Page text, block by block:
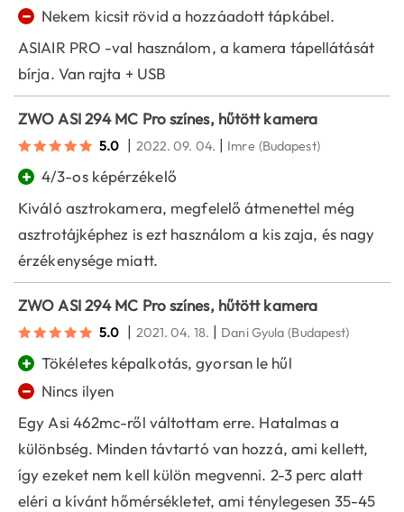
−
Nekem kicsit rövid a hozzáadott tápkábel.
ASIAIR PRO -val használom, a kamera tápellátását
bírja. Van rajta + USB
ZWO ASI 294 MC Pro színes, hűtött kamera
5.0 | 2022. 09. 04. | Imre (Budapest)
+ 4/3-os képérzékelő
Kiváló asztrokamera, megfelelő átmenettel még
asztrotájképhez is ezt használom a kis zaja, és nagy
érzékenysége miatt.
ZWO ASI 294 MC Pro színes, hűtött kamera
5.0 | 2021. 04. 18. | Dani Gyula (Budapest)
+ Tökéletes képalkotás, gyorsan le hűl
−
Nincs ilyen
Egy Asi 462mc-ről váltottam erre. Hatalmas a
különbség. Minden távtartó van hozzá, ami kellett,
így ezeket nem kell külön megvenni. 2-3 perc alatt
eléri a kívánt hőmérsékletet, ami ténylegesen 35-45